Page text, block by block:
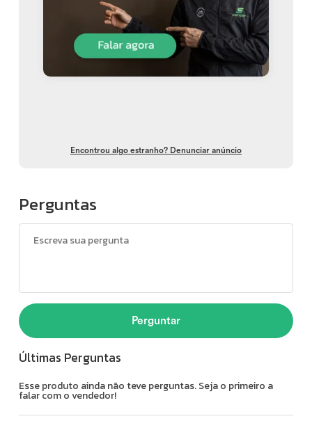
Perguntas
Perguntar
Últimas Perguntas
Esse produto ainda não teve perguntas. Seja o primeiro a
falar com o vendedor!
Encontrou algo estranho? Denunciar anúncio